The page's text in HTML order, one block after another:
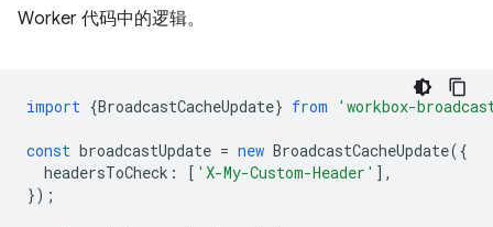
Worker 代码中的逻辑。
import {BroadcastCacheUpdate} from 'workbox-
const broadcastUpdate = new BroadcastCacheUpdate({
headersToCheck : [ 'X-My-Custom-Header' ],
});